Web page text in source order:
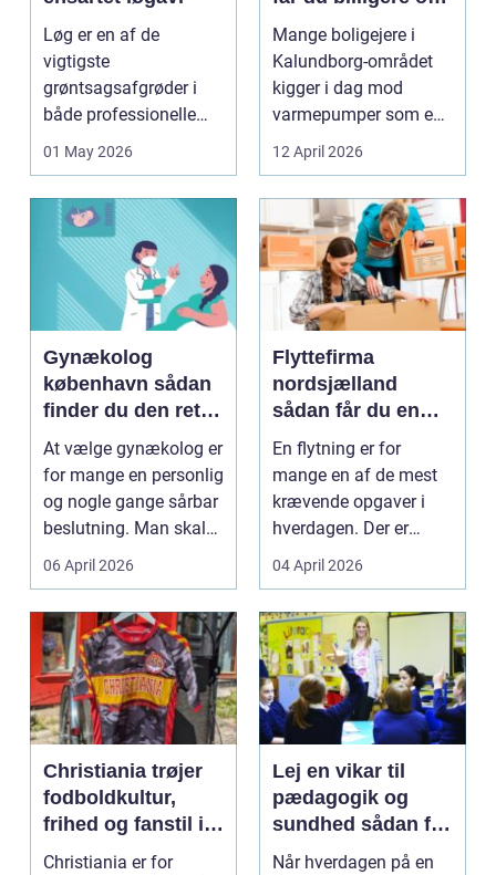
Løg er en af de
vigtigste
grøntsagsafgrøder i
både professionelle
køkkenhaver og større
landbrugspro...
01 May 2026
mere bæredygtig
varme
Mange boligejere i
Kalundborg-området
kigger i dag mod
varmepumper som en
vej til lavere
varmeregnin...
12 April 2026
Gynækolog
københavn sådan
finder du den rette
specialist
At vælge gynækolog er
for mange en personlig
og nogle gange sårbar
beslutning. Man skal
både føle si...
06 April 2026
Flyttefirma
nordsjælland
sådan får du en
tryg og effektiv
flytning
En flytning er for
mange en af de mest
krævende opgaver i
hverdagen. Der er
meget at holde styr på,
04 April 2026
Christiania trøjer
fodboldkultur,
frihed og fanstil i
ét
Christiania er for
Lej en vikar til
pædagogik og
sundhed sådan får
du den rette hjælp
Når hverdagen på en